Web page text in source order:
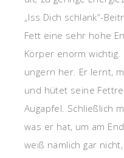
„Iss Dich schlank“-
Fett eine sehr hohe
Körper enorm
ungern her. Er lernt,
und hütet seine
Augapfel. Schließlich
was er hat, um am
weiß nämlich gar